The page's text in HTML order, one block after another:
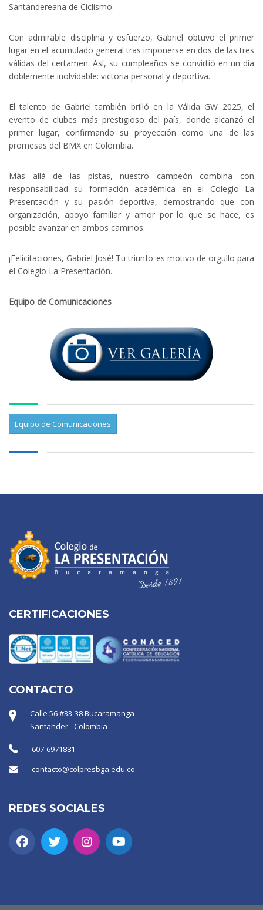
Santandereana de Ciclismo.
Con admirable disciplina y esfuerzo, Gabriel obtuvo el primer
lugar en el acumulado general tras imponerse en dos de las tres
válidas del certamen. Así, su cumpleaños se convirtió en un día
doblemente inolvidable: victoria personal y deportiva.
El talento de Gabriel también brilló en la Válida GW 2025, el
evento de clubes más prestigioso del país, donde alcanzó el
primer lugar, confirmando su proyección como una de las
promesas del BMX en Colombia.
Más allá de las pistas, nuestro campeón combina con
responsabilidad su formación académica en el Colegio La
Presentación y su pasión deportiva, demostrando que con
organización, apoyo familiar y amor por lo que se hace, es
posible avanzar en ambos caminos.
¡Felicitaciones, Gabriel José! Tu triunfo es motivo de orgullo para
el Colegio La Presentación.
Equipo de Comunicaciones
Equipo de Comunicaciones
CERTIFICACIONES
CONTACTO
Calle 56 #33-38 Bucaramanga -
Santander - Colombia
607-6971881
contacto@colpresbga.edu.co
REDES SOCIALES